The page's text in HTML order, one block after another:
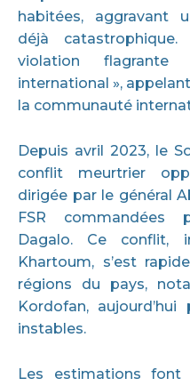
habitées, aggravant
déjà
violation
international »,
la communauté
Depuis avril 2023, le
conflit meurtrier
dirigée par le général
FSR commandées
Dagalo. Ce conflit,
Khartoum, s’est
régions du pays,
Kordofan,
instables.
Les estimations font